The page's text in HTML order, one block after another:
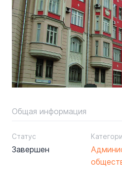
Общая информация
Статус
Завершен